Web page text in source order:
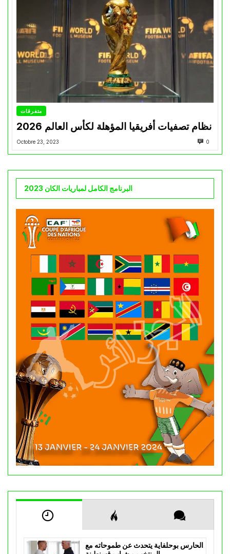
متفرقات
نظام تصفيات أفريقيا المؤهلة لكأس العالم 2026
Octobre 23, 2023 0
البرنامج الكامل لمباريات الكان 2023
الحارس بوحلفاية يتحدث عن طموحاته مع